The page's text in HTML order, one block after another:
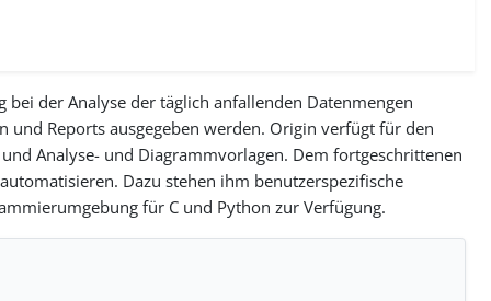
der Analyse der täglich anfallenden Datenmengen
und Reports ausgegeben werden. Origin verfügt für den
Analyse- und Diagrammvorlagen. Dem fortgeschrittenen
Dazu stehen ihm benutzerspezifische
für C und Python zur Verfügung.